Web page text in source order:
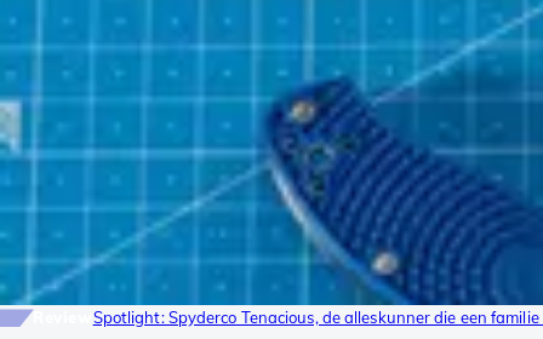
Spotlight: Spyderco Tenacious, de alleskunner die een